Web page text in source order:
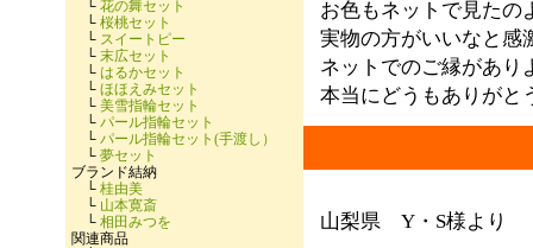
お色もネットで見たの
実物の方がいいなと感
ネットでのご縁があり
本当にどうもありがと
山梨県 Y・S様より
└ 花の舞セット
└ 桜桃セット
└ スイートピー
└ 末広セット
└ はるかセット
└ ほほえみセット
└ 美雪指輪セット
└ パール指輪セット
└ パール指輪セット(手渡し）
└ 夢セット
ブランド結納
└ 桂由美
└ 山本寛斎
└ 相田みつを
関連商品